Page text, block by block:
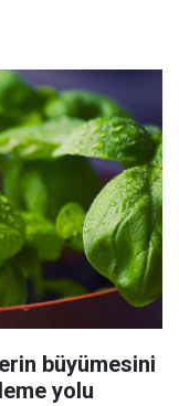
büyümesini
yolu